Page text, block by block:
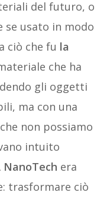
del futuro, o
usato in modo
ciò che fu la
che ha
gli oggetti
ma con una
non possiamo
intuito
NanoTech era
trasformare ciò